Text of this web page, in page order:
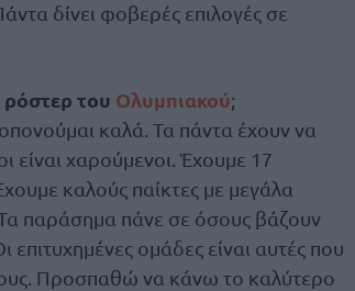
δίνει φοβερές επιλογές σε
ρόστερ του Ολυμπιακού;
καλά. Τα πάντα έχουν να
είναι χαρούμενοι. Έχουμε 17
καλούς παίκτες με μεγάλα
παράσημα πάνε σε όσους βάζουν
ομάδες είναι αυτές που
Προσπαθώ να κάνω το καλύτερο